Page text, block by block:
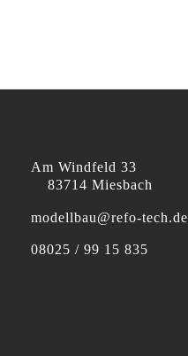
Am Windfeld 33
83714 Miesbach
modellbau@refo-tech.de
08025 / 99 15 835